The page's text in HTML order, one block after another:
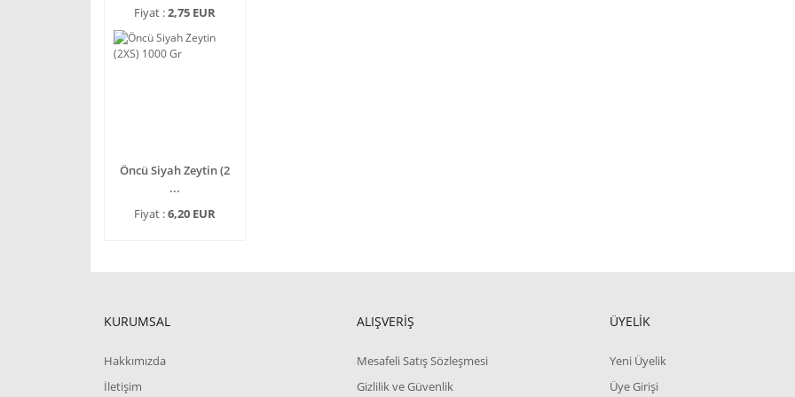
Fiyat :2,75 EUR
Öncü Siyah Zeytin (2
...
Fiyat :6,20 EUR
KURUMSAL
Hakkımızda
İletişim
ALIŞVERİŞ
Mesafeli Satış Sözleşmesi
Gizlilik ve Güvenlik
ÜYELİK
Yeni Üyelik
Üye Girişi